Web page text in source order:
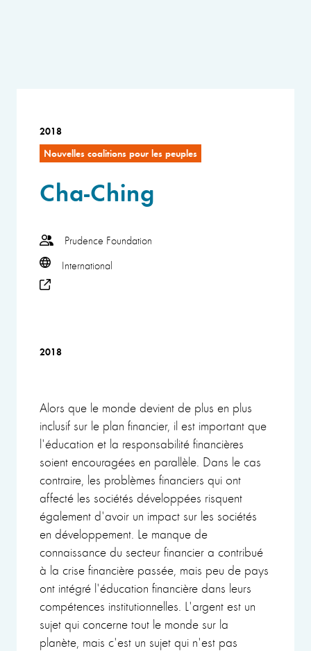
2018
Nouvelles coalitions pour les peuples
Cha-Ching
Prudence Foundation
International
2018
Alors que le monde devient de plus en plus
inclusif sur le plan financier, il est important que
l'éducation et la responsabilité financières
soient encouragées en parallèle. Dans le cas
contraire, les problèmes financiers qui ont
affecté les sociétés développées risquent
également d'avoir un impact sur les sociétés
en développement. Le manque de
connaissance du secteur financier a contribué
à la crise financière passée, mais peu de pays
ont intégré l'éducation financière dans leurs
compétences institutionnelles. L'argent est un
sujet qui concerne tout le monde sur la
planète, mais c'est un sujet qui n'est pas